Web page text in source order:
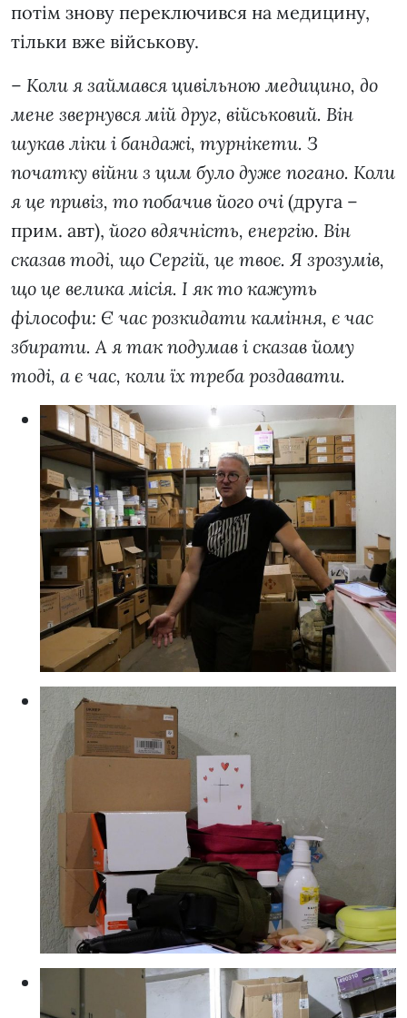
потім знову переключився на медицину,
тільки вже військову.
– Коли я займався цивільною медицино, до
мене звернувся мій друг, військовий. Він
шукав ліки і бандажі, турнікети. З
початку війни з цим було дуже погано. Коли
я це привіз, то побачив його очі (друга –
прим. авт), його вдячність, енергію. Він
сказав тоді, що Сергій, це твоє. Я зрозумів,
що це велика місія. І як то кажуть
філософи: Є час розкидати каміння, є час
збирати. А я так подумав і сказав йому
тоді, а є час, коли їх треба роздавати.